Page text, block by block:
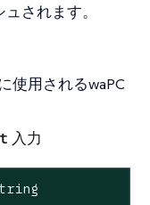
されます。
使用されるwaPC
入力